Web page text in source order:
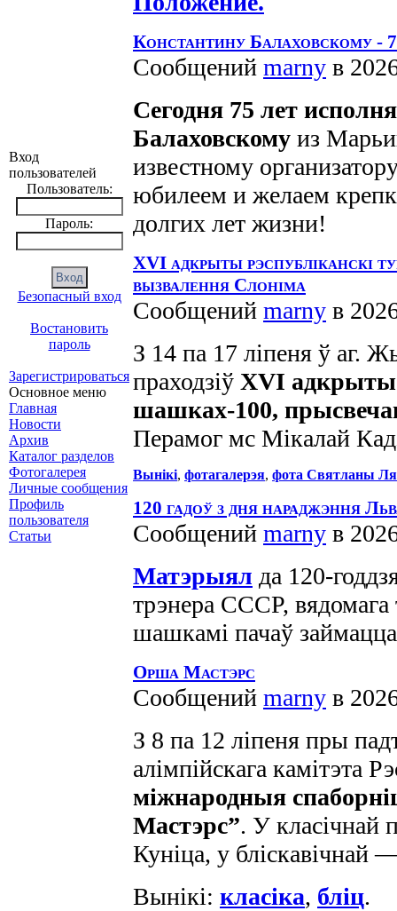
Вход
пользователей
Пользователь:
Пароль:
Безопасный вход
Востановить
пароль
Зарегистрироваться
Основное меню
Главная
Новости
Архив
Каталог разделов
Фотогалерея
Личные сообщения
Профиль
пользователя
Статьи
Константину Балаховскому -
Сообщений marny в
Сегодня 75 лет
Балаховскому из
известному
юбилеем и желаем
долгих лет жизни!
ХVI адкрыты рэспубліканскі
вызвалення Слоніма
Сообщений marny в
З 14 па 17 ліпеня ў аг.
праходзіў ХVІ адкрыты
шашках-100,
Перамог мс Мікалай
Вынікі, фотагалерэя, фота Святланы
120 гадоў з дня нараджэння
Сообщений marny в
Матэрыял да 120-
трэнера СССР,
шашкамі пачаў
Орша Мастэрс
Сообщений marny в
З 8 па 12 ліпеня пры
алімпійскага камітэта
міжнародныя
Мастэрс”. У класічнай
Куніца, у
Вынікі: класіка, бліц.